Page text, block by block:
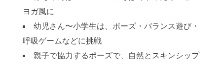
ヨガ風に
幼児さん〜小学生は、ポーズ・バランス遊び・
呼吸ゲームなどに挑戦
親子で協力するポーズで、自然とスキンシップ